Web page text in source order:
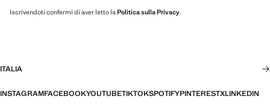
Iscrivendoti confermi di aver letto la Politica sulla Privacy.
ITALIA
INSTAGRAMFACEBOOKYOUTUBETIKTOKSPOTIFYPINTERESTXLINKEDIN